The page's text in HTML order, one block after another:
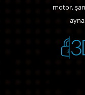
motor,